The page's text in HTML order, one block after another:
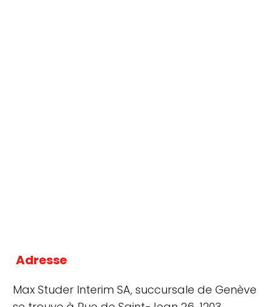
Adresse
Max Studer Interim SA, succursale de Genève